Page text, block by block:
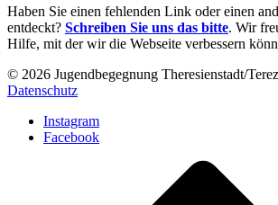
Haben Sie einen fehlenden Link oder einen
entdeckt? Schreiben Sie uns das bitte. Wir
Hilfe, mit der wir die Webseite verbessern
© 2026 Jugendbegegnung Theresienstadt/
Datenschutz
Instagram
Facebook